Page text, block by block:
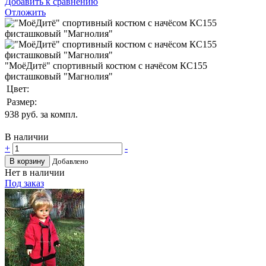
Отложить
"МоёДитё" спортивный костюм с начёсом КС155
фисташковый "Магнолия"
Цвет:
Размер:
938 руб. за компл.
В наличии
+
-
В корзину Добавлено
Нет в наличии
Под заказ